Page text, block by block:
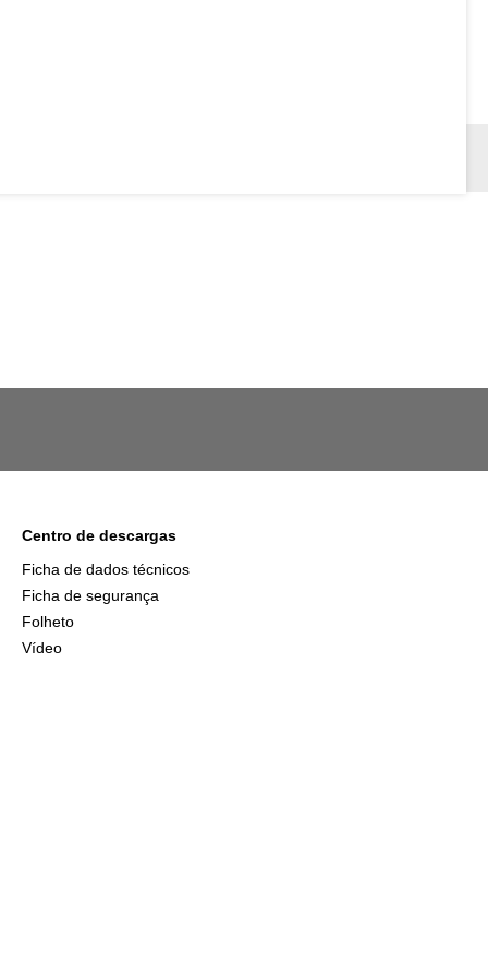
Centro de descargas
Ficha de dados técnicos
Ficha de segurança
Folheto
Vídeo